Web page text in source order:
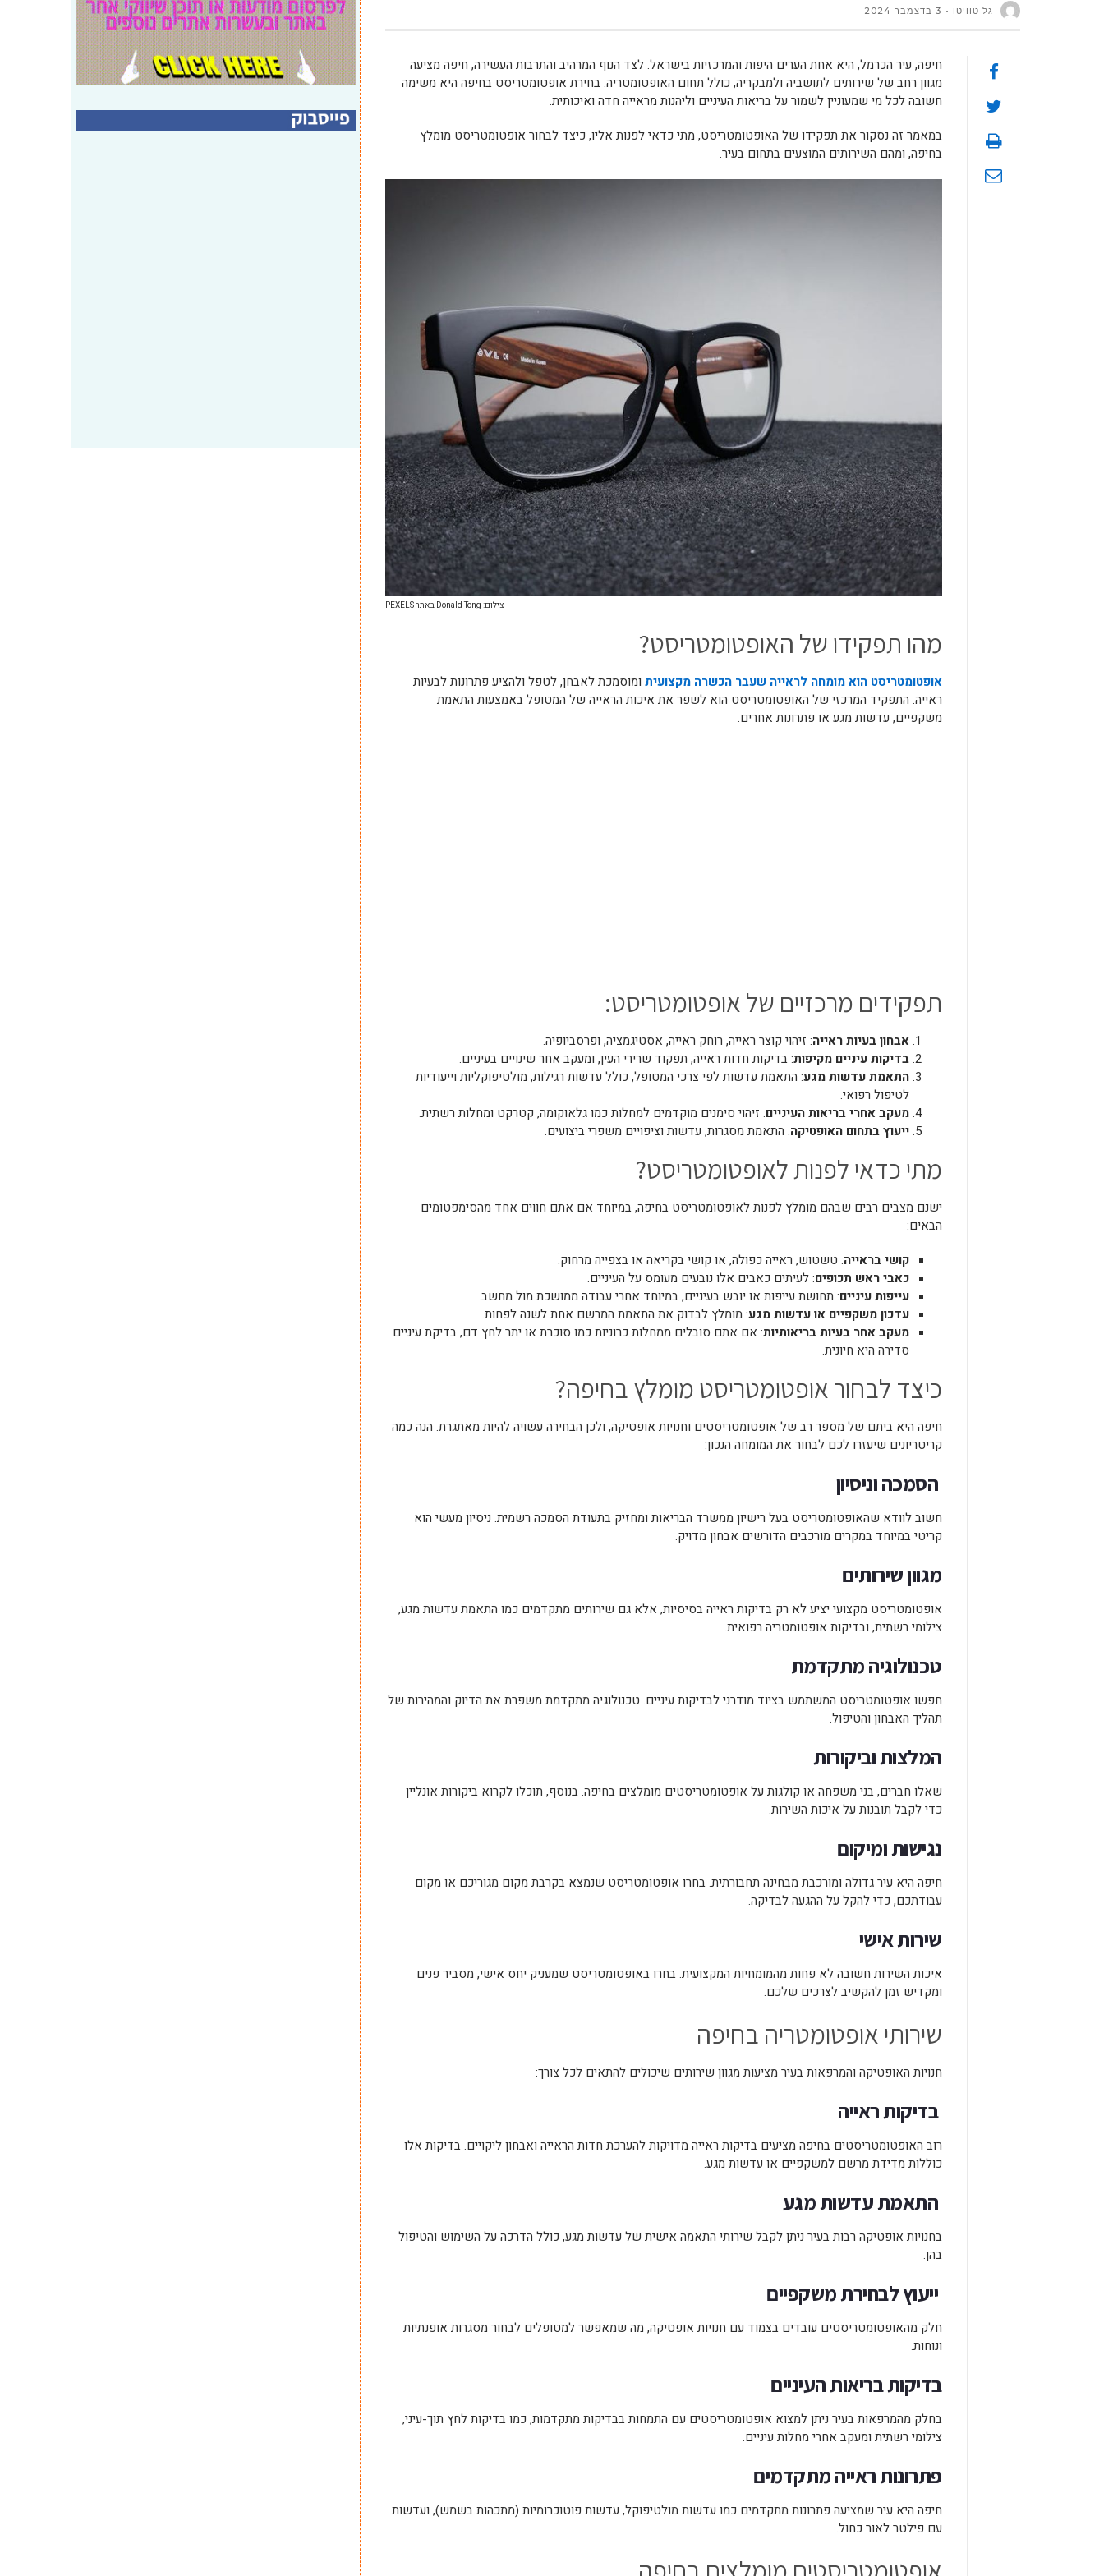
גל טוויטו 3 בדצמבר 2024
חיפה, עיר הכרמל, היא אחת הערים היפות והמרכזיות בישראל. לצד הנוף המרהיב והתרבות העשירה, חיפה מציעה
מגוון רחב של שירותים לתושביה ולמבקריה, כולל תחום האופטומטריה. בחירת אופטומטריסט בחיפה היא משימה
חשובה לכל מי שמעוניין לשמור על בריאות העיניים וליהנות מראייה חדה ואיכותית.
במאמר זה נסקור את תפקידו של האופטומטריסט, מתי כדאי לפנות אליו, כיצד לבחור אופטומטריסט מומלץ
בחיפה, ומהם השירותים המוצעים בתחום בעיר.
צילום: Donald Tong באתר PEXELS
מהו תפקידו של האופטומטריסט?
אופטומטריסט הוא מומחה לראייה שעבר הכשרה מקצועית ומוסמכת לאבחן, לטפל ולהציע פתרונות לבעיות
ראייה. התפקיד המרכזי של האופטומטריסט הוא לשפר את איכות הראייה של המטופל באמצעות התאמת
משקפיים, עדשות מגע או פתרונות אחרים.
תפקידים מרכזיים של אופטומטריסט:
אבחון בעיות ראייה: זיהוי קוצר ראייה, רוחק ראייה, אסטיגמציה, ופרסביופיה.
בדיקות עיניים מקיפות: בדיקות חדות ראייה, תפקוד שרירי העין, ומעקב אחר שינויים בעיניים.
התאמת עדשות מגע: התאמת עדשות לפי צרכי המטופל, כולל עדשות רגילות, מולטיפוקליות וייעודיות
לטיפול רפואי.
מעקב אחרי בריאות העיניים: זיהוי סימנים מוקדמים למחלות כמו גלאוקומה, קטרקט ומחלות רשתית.
ייעוץ בתחום האופטיקה: התאמת מסגרות, עדשות וציפויים משפרי ביצועים.
מתי כדאי לפנות לאופטומטריסט?
ישנם מצבים רבים שבהם מומלץ לפנות לאופטומטריסט בחיפה, במיוחד אם אתם חווים אחד מהסימפטומים
הבאים:
קושי בראייה: טשטוש, ראייה כפולה, או קושי בקריאה או בצפייה מרחוק.
כאבי ראש תכופים: לעיתים כאבים אלו נובעים מעומס על העיניים.
עייפות עיניים: תחושת עייפות או יובש בעיניים, במיוחד אחרי עבודה ממושכת מול מחשב.
עדכון משקפיים או עדשות מגע: מומלץ לבדוק את התאמת המרשם אחת לשנה לפחות.
מעקב אחר בעיות בריאותיות: אם אתם סובלים ממחלות כרוניות כמו סוכרת או יתר לחץ דם, בדיקת עיניים
סדירה היא חיונית.
כיצד לבחור אופטומטריסט מומלץ בחיפה?
חיפה היא ביתם של מספר רב של אופטומטריסטים וחנויות אופטיקה, ולכן הבחירה עשויה להיות מאתגרת. הנה כמה
קריטריונים שיעזרו לכם לבחור את המומחה הנכון:
הסמכה וניסיון
חשוב לוודא שהאופטומטריסט בעל רישיון ממשרד הבריאות ומחזיק בתעודת הסמכה רשמית. ניסיון מעשי הוא
קריטי במיוחד במקרים מורכבים הדורשים אבחון מדויק.
מגוון שירותים
אופטומטריסט מקצועי יציע לא רק בדיקות ראייה בסיסיות, אלא גם שירותים מתקדמים כמו התאמת עדשות מגע,
צילומי רשתית, ובדיקות אופטומטריה רפואית.
טכנולוגיה מתקדמת
חפשו אופטומטריסט המשתמש בציוד מודרני לבדיקות עיניים. טכנולוגיה מתקדמת משפרת את הדיוק והמהירות של
תהליך האבחון והטיפול.
המלצות וביקורות
שאלו חברים, בני משפחה או קולגות על אופטומטריסטים מומלצים בחיפה. בנוסף, תוכלו לקרוא ביקורות אונליין
כדי לקבל תובנות על איכות השירות.
נגישות ומיקום
חיפה היא עיר גדולה ומורכבת מבחינה תחבורתית. בחרו אופטומטריסט שנמצא בקרבת מקום מגוריכם או מקום
עבודתכם, כדי להקל על ההגעה לבדיקה.
שירות אישי
איכות השירות חשובה לא פחות מהמומחיות המקצועית. בחרו באופטומטריסט שמעניק יחס אישי, מסביר פנים
ומקדיש זמן להקשיב לצרכים שלכם.
שירותי אופטומטריה בחיפה
חנויות האופטיקה והמרפאות בעיר מציעות מגוון שירותים שיכולים להתאים לכל צורך:
בדיקות ראייה
רוב האופטומטריסטים בחיפה מציעים בדיקות ראייה מדויקות להערכת חדות הראייה ואבחון ליקויים. בדיקות אלו
כוללות מדידת מרשם למשקפיים או עדשות מגע.
התאמת עדשות מגע
בחנויות אופטיקה רבות בעיר ניתן לקבל שירותי התאמה אישית של עדשות מגע, כולל הדרכה על השימוש והטיפול
בהן.
ייעוץ לבחירת משקפיים
חלק מהאופטומטריסטים עובדים בצמוד עם חנויות אופטיקה, מה שמאפשר למטופלים לבחור מסגרות אופנתיות
ונוחות.
בדיקות בריאות העיניים
בחלק מהמרפאות בעיר ניתן למצוא אופטומטריסטים עם התמחות בבדיקות מתקדמות, כמו בדיקות לחץ תוך-עיני,
צילומי רשתית ומעקב אחרי מחלות עיניים.
פתרונות ראייה מתקדמים
חיפה היא עיר שמציעה פתרונות מתקדמים כמו עדשות מולטיפוקל, עדשות פוטוכרומיות (מתכהות בשמש), ועדשות
עם פילטר לאור כחול.